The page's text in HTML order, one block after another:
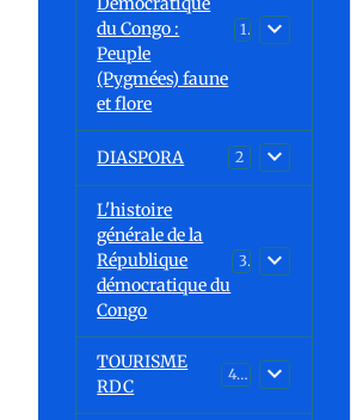
du Congo :
Peuple
(Pygmées) faune
et flore
15
DIASPORA 2
L'histoire
générale de la
République
démocratique du
Congo
30
TOURISME
RDC
43